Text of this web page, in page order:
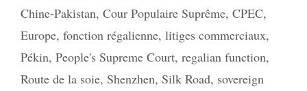
Chine-Pakistan, Cour Populaire Suprême, CPEC,
Europe, fonction régalienne, litiges commerciaux,
Pékin, People's Supreme Court, regalian function,
Route de la soie, Shenzhen, Silk Road, sovereign